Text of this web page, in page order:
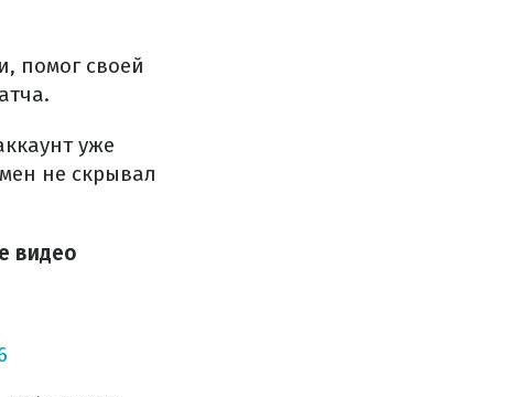
помог своей
уже
не скрывал
видео